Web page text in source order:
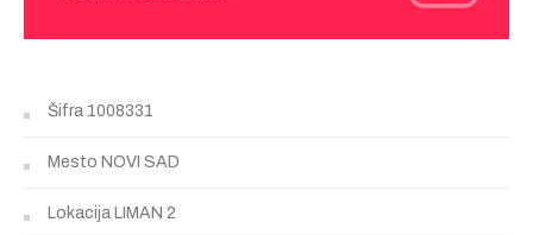
Šifra 1008331
Mesto NOVI SAD
Lokacija LIMAN 2